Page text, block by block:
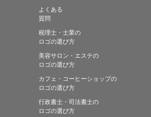
よくある
質問
税理士・士業の
ロゴの選び方
美容サロン・エステの
ロゴの選び方
カフェ・コーヒーショップの
ロゴの選び方
行政書士・司法書士の
ロゴの選び方